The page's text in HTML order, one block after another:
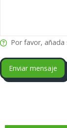
Por favor,
Enviar mensaje